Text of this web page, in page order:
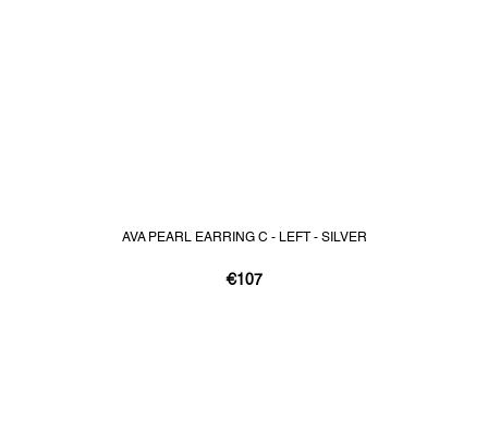
AVA PEARL EARRING C - LEFT - SILVER
€107